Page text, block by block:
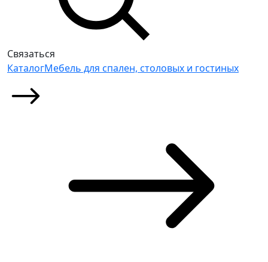
Связаться
КаталогМебель для спален, столовых и гостиных